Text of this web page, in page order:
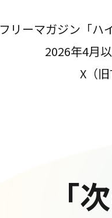
フリーマガジン「ハ
2026年4月
X（
「